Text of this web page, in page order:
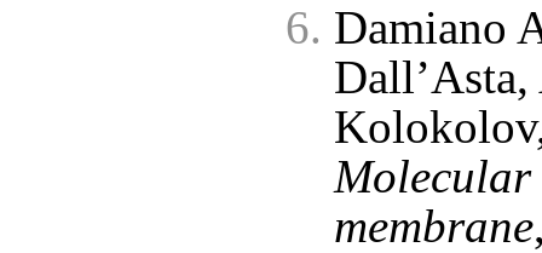
Damiano
membrane